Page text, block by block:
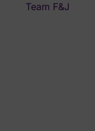
Team F&J